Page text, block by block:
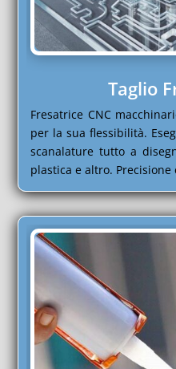
Taglio
Fresatrice CNC
per la sua flessibilità.
scanalature tutto a
plastica e altro.